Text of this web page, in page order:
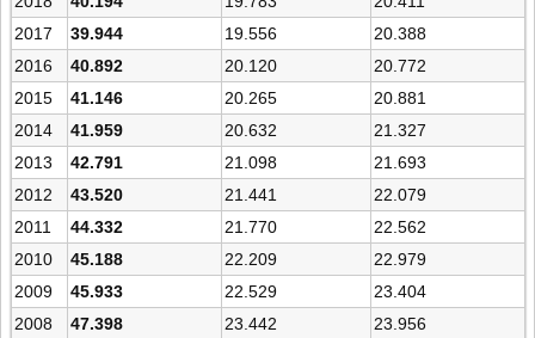
2017
39.944 19.556
20.388
2016
40.892 20.120
20.772
2015
41.146 20.265
20.881
2014
41.959 20.632
21.327
2013
42.791 21.098
21.693
2012
43.520 21.441
22.079
2011
44.332 21.770
22.562
2010
45.188 22.209
22.979
2009
45.933 22.529
23.404
2008
47.398 23.442
23.956